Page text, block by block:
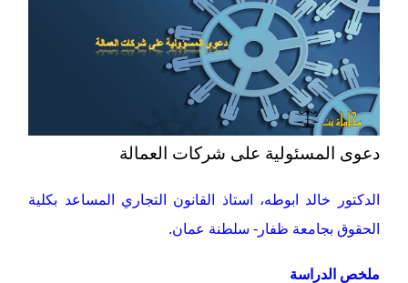
دعوى المسئولية على شركات العمالة
الدكتور خالد ابوطه، استاذ القانون التجاري المساعد بكلية
الحقوق بجامعة ظفار- سلطنة عمان.
ملخص الدراسة